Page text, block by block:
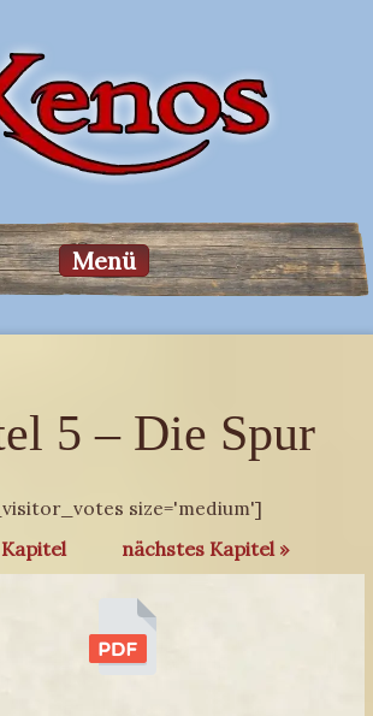
Menü
5 – Die Spur
size='medium']
nächstes Kapitel »